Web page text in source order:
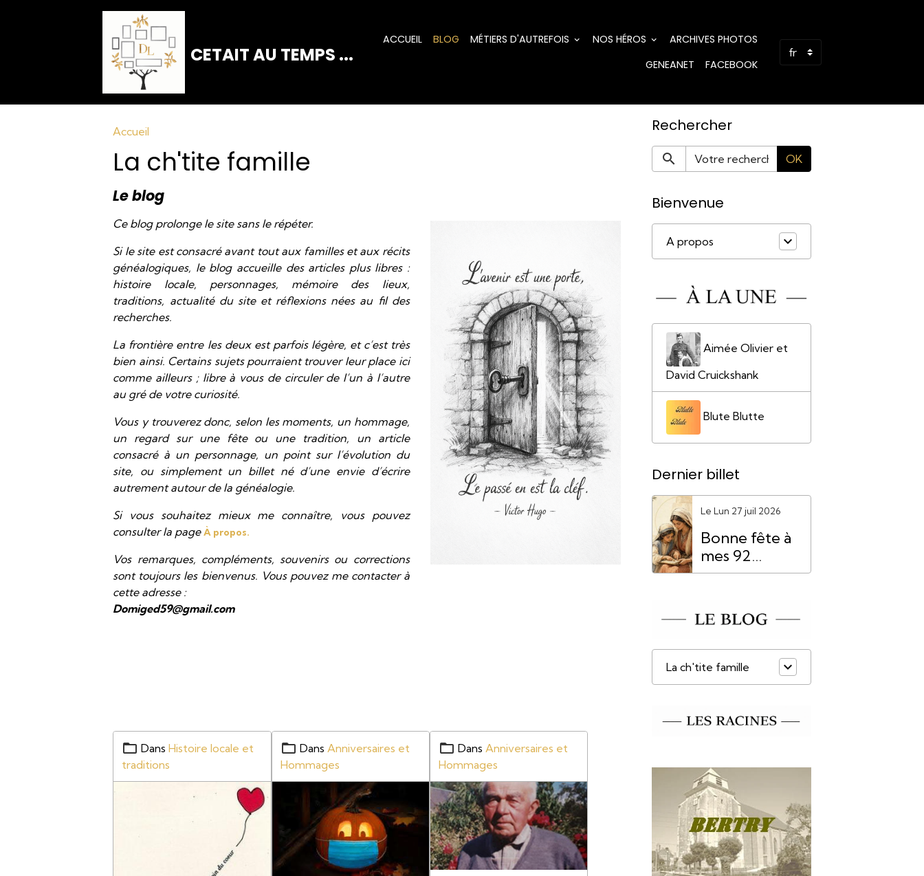
CETAIT AU TEMPS ...
ACCUEIL BLOG MÉTIERS D'AUTREFOIS NOS HÉROS
ARCHIVES PHOTOS
GENEANET
FACEBOOK
Accueil
La ch'tite famille
Le blog
Ce blog prolonge le site sans le répéter.
Si le site est consacré avant tout aux familles et aux récits
généalogiques, le blog accueille des articles plus libres :
histoire locale, personnages, mémoire des lieux,
traditions, actualité du site et réflexions nées au fil des
recherches.
La frontière entre les deux est parfois légère, et c’est très
bien ainsi. Certains sujets pourraient trouver leur place ici
comme ailleurs ; libre à vous de circuler de l’un à l’autre
au gré de votre curiosité.
Vous y trouverez donc, selon les moments, un hommage,
un regard sur une fête ou une tradition, un article
consacré à un personnage, un point sur l’évolution du
site, ou simplement un billet né d’une envie d’écrire
autrement autour de la généalogie.
Si vous souhaitez mieux me connaître, vous pouvez
consulter la pageÀ propos.
Vos remarques, compléments, souvenirs ou corrections
sont toujours les bienvenus. Vous pouvez me contacter à
cette adresse :
Domiged59@gmail.com
Dans Histoire locale et
traditions
Dans Anniversaires et
Hommages
Dans Anniversaires et
Hommages
Rechercher
OK
Bienvenue
A propos
Aimée Olivier et
David Cruickshank
Blute Blutte
Dernier billet
Le Lun 27 juil 2026
Bonne fête à
mes 92
"Mamie
La ch'tite famille